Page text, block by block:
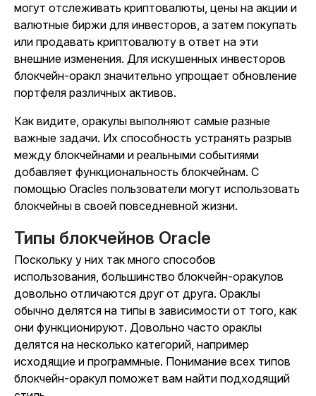
могут отслеживать криптовалюты, цены на акции и
валютные биржи для инвесторов, а затем покупать
или продавать криптовалюту в ответ на эти
внешние изменения. Для искушенных инвесторов
блокчейн-оракл значительно упрощает обновление
портфеля различных активов.
Как видите, оракулы выполняют самые разные
важные задачи. Их способность устранять разрыв
между блокчейнами и реальными событиями
добавляет функциональность блокчейнам. С
помощью Oracles пользователи могут использовать
блокчейны в своей повседневной жизни.
Типы блокчейнов Oracle
Поскольку у них так много способов
использования, большинство блокчейн-оракулов
довольно отличаются друг от друга. Ораклы
обычно делятся на типы в зависимости от того, как
они функционируют. Довольно часто ораклы
делятся на несколько категорий, например
исходящие и программные. Понимание всех типов
блокчейн-оракул поможет вам найти подходящий